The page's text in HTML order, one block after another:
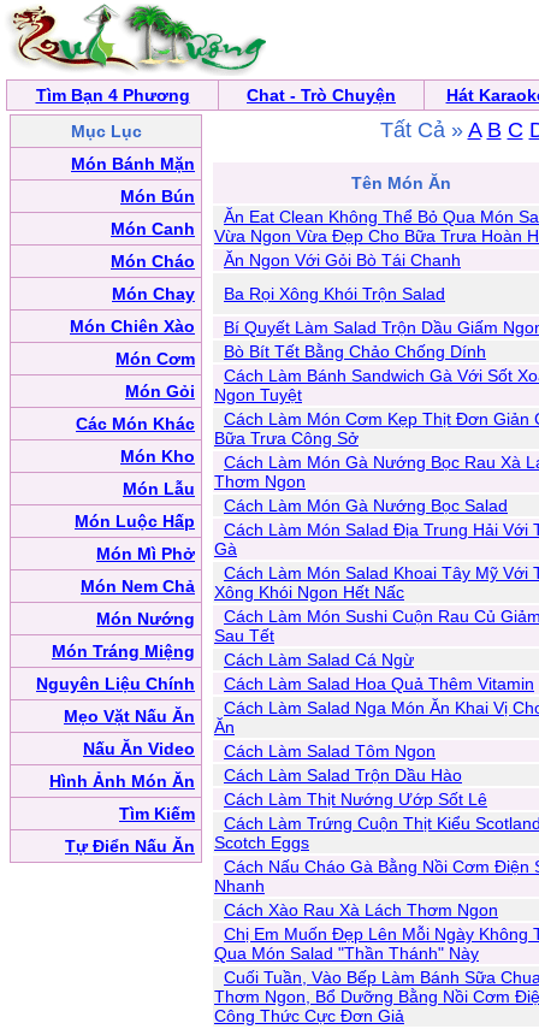
Tìm Bạn 4 Phương Chat - Trò Chuyện
Hát
Mục Lục
Món Bánh Mặn
Món Bún
Món Canh
Món Cháo
Món Chay
Món Chiên Xào
Món Cơm
Món Gỏi
Các Món Khác
Món Kho
Món Lẫu
Món Luộc Hấp
Món Mì Phở
Món Nem Chả
Món Nướng
Món Tráng Miệng
Nguyên Liệu Chính
Mẹo Vặt Nấu Ăn
Nấu Ăn Video
Hình Ảnh Món Ăn
Tìm Kiếm
Tự Điển Nấu Ăn
Tất Cả » A B C
Tên Món Ăn
Ăn Eat Clean Không Thể Bỏ Qua Món
Vừa Ngon Vừa Đẹp Cho Bữa Trưa Hoàn
Ăn Ngon Với Gỏi Bò Tái Chanh
Ba Rọi Xông Khói Trộn Salad
Bí Quyết Làm Salad Trộn Dầu Giấm
Bò Bít Tết Bằng Chảo Chống Dính
Cách Làm Bánh Sandwich Gà Với Sốt
Ngon Tuyệt
Cách Làm Món Cơm Kẹp Thịt Đơn Giản
Bữa Trưa Công Sở
Cách Làm Món Gà Nướng Bọc Rau Xà
Thơm Ngon
Cách Làm Món Gà Nướng Bọc Salad
Cách Làm Món Salad Địa Trung Hải Với
Gà
Cách Làm Món Salad Khoai Tây Mỹ Với
Xông Khói Ngon Hết Nấc
Cách Làm Món Sushi Cuộn Rau Củ
Sau Tết
Cách Làm Salad Cá Ngừ
Cách Làm Salad Hoa Quả Thêm Vitamin
Cách Làm Salad Nga Món Ăn Khai Vị
Ăn
Cách Làm Salad Tôm Ngon
Cách Làm Salad Trộn Dầu Hào
Cách Làm Thịt Nướng Ướp Sốt Lê
Cách Làm Trứng Cuộn Thịt Kiểu
Scotch Eggs
Cách Nấu Cháo Gà Bằng Nồi Cơm Điện
Nhanh
Cách Xào Rau Xà Lách Thơm Ngon
Chị Em Muốn Đẹp Lên Mỗi Ngày Không
Qua Món Salad "Thần Thánh" Này
Cuối Tuần, Vào Bếp Làm Bánh Sữa
Thơm Ngon, Bổ Dưỡng Bằng Nồi Cơm
Công Thức Cực Đơn Giả